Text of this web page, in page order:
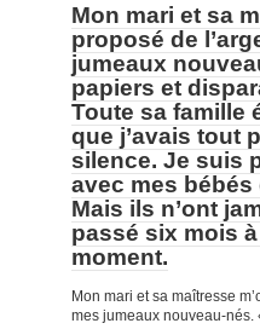
Mon mari et sa
proposé de
jumeaux
papiers et
Toute sa famille
que j’avais tout
silence. Je suis
avec mes
Mais ils n’ont
passé six mois
moment.
Mon mari et sa maîtresse
mes jumeaux nouveau-nés.